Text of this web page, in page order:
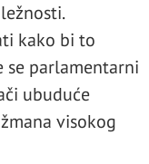
kako bi to
se parlamentarni
ubuduće
visokog